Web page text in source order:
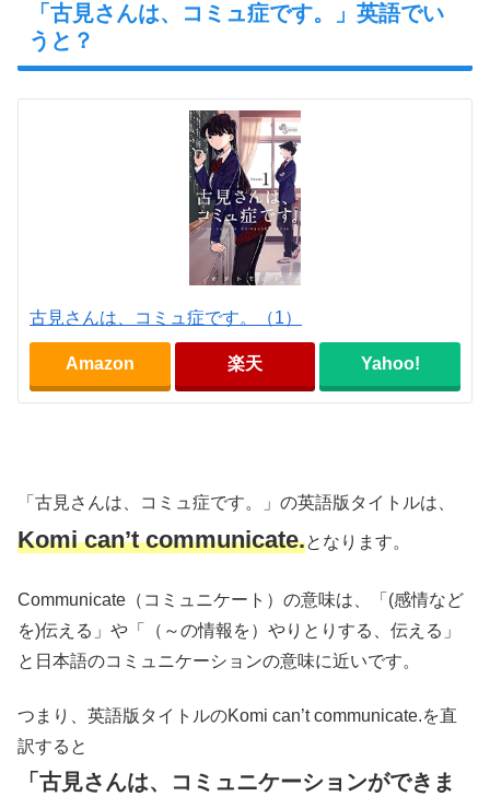
「古見さんは、コミュ症です。」英語でい
うと？
古見さんは、コミュ症です。（1）
Amazon 楽天 Yahoo!
「古見さんは、コミュ症です。」の英語版タイトルは、
Komi can’t communicate.となります。
Communicate（コミュニケート）の意味は、「(感情など
を)伝える」や「（～の情報を）やりとりする、伝える」
と日本語のコミュニケーションの意味に近いです。
つまり、英語版タイトルのKomi can’t communicate.を直
訳すると
「古見さんは、コミュニケーションができま